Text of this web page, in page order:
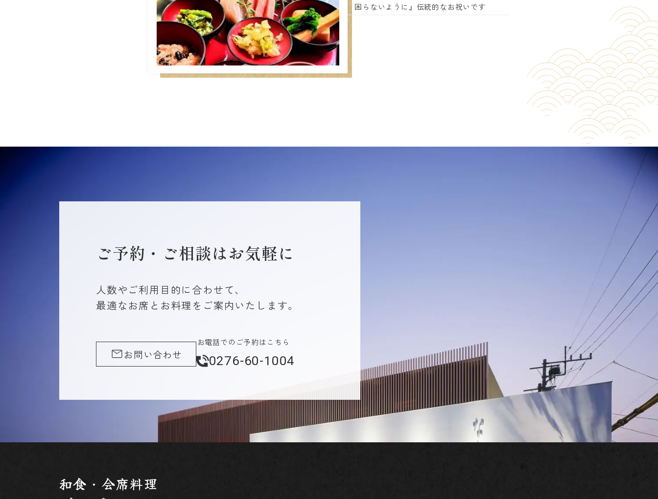
困らないように』伝統的なお祝いです
ご予約・ご相談はお気軽に
人数やご利用目的に合わせて、
最適なお席とお料理をご案内いたします。
お問い合わせ
お電話でのご予約はこちら
0276-60-1004
和食・会席料理